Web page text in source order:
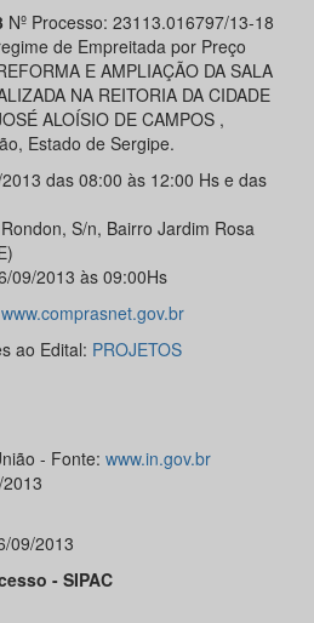
Nº Processo: 23113.016797/13-18
de Empreitada por Preço
E AMPLIAÇÃO DA SALA
NA REITORIA DA CIDADE
ALOÍSIO DE CAMPOS ,
Estado de Sergipe.
das 08:00 às 12:00 Hs e das
S/n, Bairro Jardim Rosa
09/2013 às 09:00Hs
www.comprasnet.gov.br
ao Edital: PROJETOS
- Fonte: www.in.gov.br
09/2013
- SIPAC